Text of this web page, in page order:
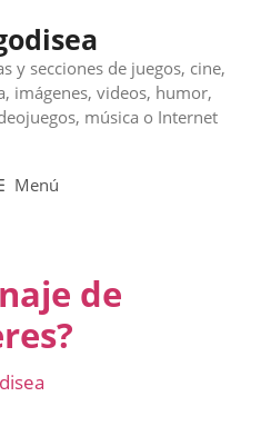
y secciones de juegos, cine,
imágenes, videos, humor,
música o Internet
Menú
de